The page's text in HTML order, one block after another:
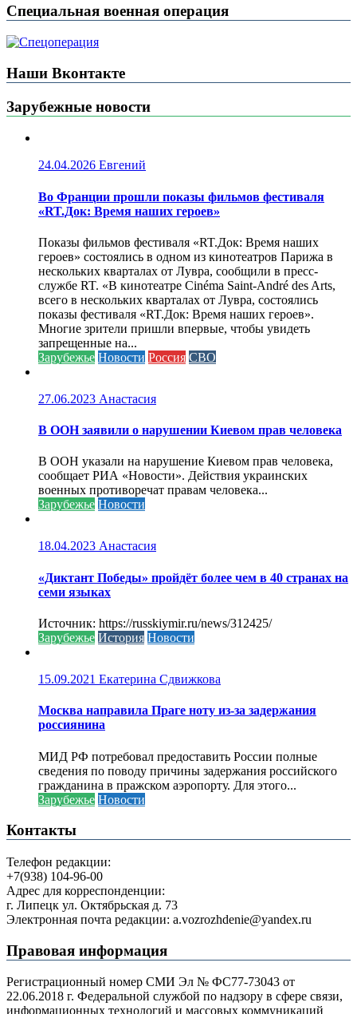
Специальная военная операция
Наши Вконтакте
Зарубежные новости
24.04.2026 Евгений
Во Франции прошли показы фильмов фестиваля
«RT.Док: Время наших героев»
Показы фильмов фестиваля «RT.Док: Время наших
героев» состоялись в одном из кинотеатров Парижа в
нескольких кварталах от Лувра, сообщили в пресс-
службе RT. «В кинотеатре Cinéma Saint-André des Arts,
всего в нескольких кварталах от Лувра, состоялись
показы фестиваля «RT.Док: Время наших героев».
Многие зрители пришли впервые, чтобы увидеть
запрещенные на...
Зарубежье Новости Россия СВО
27.06.2023 Анастасия
В ООН заявили о нарушении Киевом прав человека
В ООН указали на нарушение Киевом прав человека,
сообщает РИА «Новости». Действия украинских
военных противоречат правам человека...
Зарубежье Новости
18.04.2023 Анастасия
«Диктант Победы» пройдёт более чем в 40 странах на
семи языках
Источник: https://russkiymir.ru/news/312425/
Зарубежье История Новости
15.09.2021 Екатерина Сдвижкова
Москва направила Праге ноту из-за задержания
россиянина
МИД РФ потребовал предоставить России полные
сведения по поводу причины задержания российского
гражданина в пражском аэропорту. Для этого...
Зарубежье Новости
Контакты
Телефон редакции:
+7(938) 104-96-00
Адрес для корреспонденции:
г. Липецк ул. Октябрьская д. 73
Электронная почта редакции: a.vozrozhdenie@yandex.ru
Правовая информация
Регистрационный номер СМИ Эл № ФС77-73043 от
22.06.2018 г. Федеральной службой по надзору в сфере связи,
информационных технологий и массовых коммуникаций